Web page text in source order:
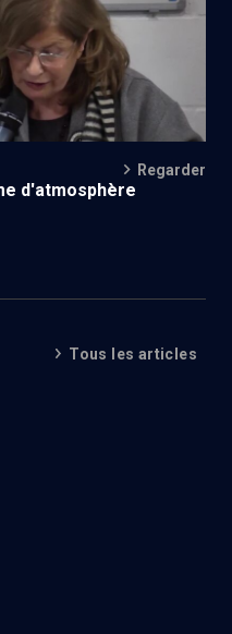
Regarder
d'atmosphère
Tous les articles